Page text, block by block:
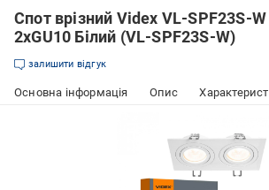
Спот врізний Videx VL-SPF23S-
2xGU10 Білий (VL-SPF23S-W)
залишити відгук
Основна інформація Опис